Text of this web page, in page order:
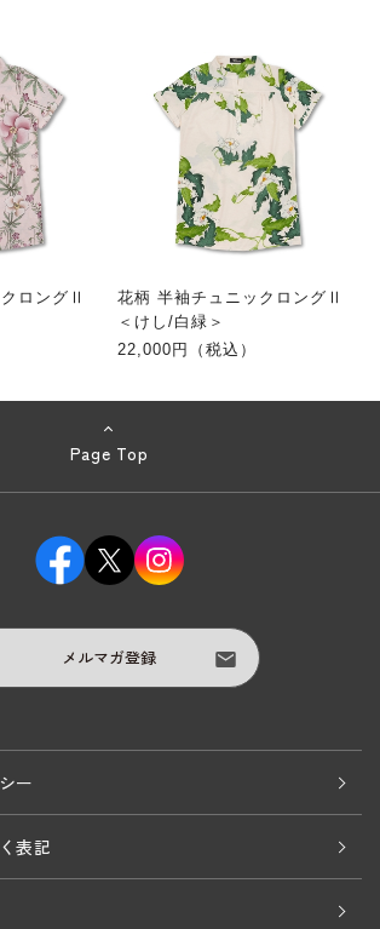
ロングⅡ
花柄 半袖チュニックロングⅡ
＜けし/白緑＞
22,000円（税込）
Page Top
メルマガ登録
ー
表記